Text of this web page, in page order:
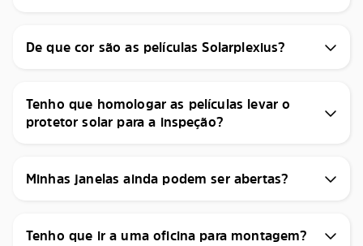
De que cor são as películas Solarplexius?
Tenho que homologar as películas levar o
protetor solar para a inspeção?
Minhas janelas ainda podem ser abertas?
Tenho que ir a uma oficina para montagem?